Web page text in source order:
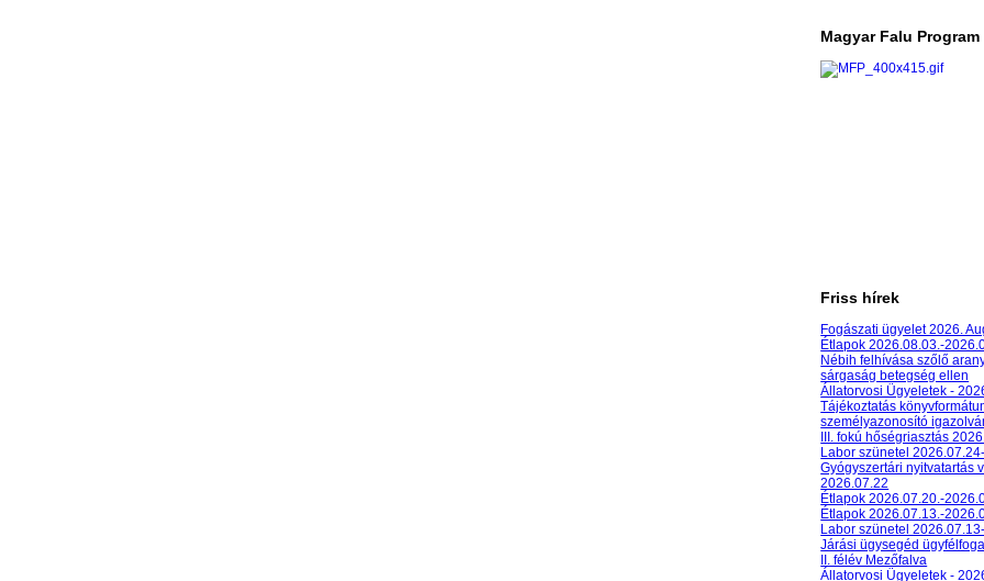
Magyar Falu Program
Friss hírek
Fogászati ügyelet 2026.
Étlapok 2026.08.03.-
Nébih felhívása szőlő
sárgaság betegség ellen
Állatorvosi Ügyeletek -
Tájékoztatás
személyazonosító
III. fokú hőségriasztás
Labor szünetel
Gyógyszertári nyitvatartás
2026.07.22
Étlapok 2026.07.20.-
Étlapok 2026.07.13.-
Labor szünetel
Járási ügysegéd
II. félév Mezőfalva
Állatorvosi Ügyeletek -